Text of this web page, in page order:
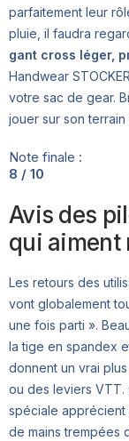
parfaitement leur
pluie, il faudra
gant cross léger,
Handwear
votre sac de gear.
jouer sur son
Note finale :
8 / 10
Avis des
qui aiment
Les retours des
vont globalement
une fois parti ».
la tige en spandex
donnent un vrai
ou des leviers VTT.
spéciale apprécient
de mains trempées